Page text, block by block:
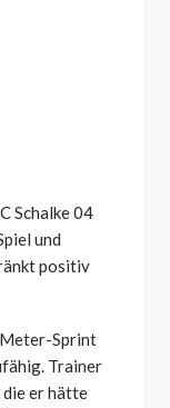
Schalke 04
und
positiv
Meter-Sprint
Trainer
die er hätte